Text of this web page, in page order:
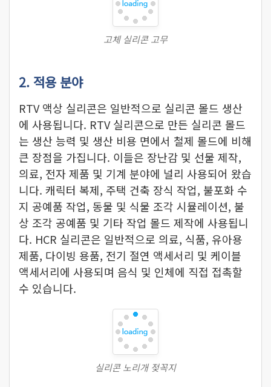
고체 실리콘 고무
2. 적용 분야
RTV 액상 실리콘은 일반적으로 실리콘 몰드 생산
에 사용됩니다. RTV 실리콘으로 만든 실리콘 몰드
는 생산 능력 및 생산 비용 면에서 철제 몰드에 비해
큰 장점을 가집니다. 이들은 장난감 및 선물 제작,
의료, 전자 제품 및 기계 분야에 널리 사용되어 왔습
니다. 캐릭터 복제, 주택 건축 장식 작업, 불포화 수
지 공예품 작업, 동물 및 식물 조각 시뮬레이션, 불
상 조각 공예품 및 기타 작업 몰드 제작에 사용됩니
다. HCR 실리콘은 일반적으로 의료, 식품, 유아용
제품, 다이빙 용품, 전기 절연 액세서리 및 케이블
액세서리에 사용되며 음식 및 인체에 직접 접촉할
수 있습니다.
실리콘 노리개 젖꼭지